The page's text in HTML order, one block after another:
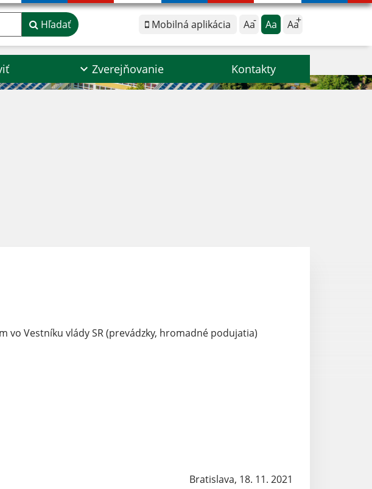
Mobilná aplikácia Aa Aa Aa
Hľadať
Zverejňovanie Kontakty
vo Vestníku vlády SR (prevádzky, hromadné podujatia)
Bratislava, 18. 11. 2021